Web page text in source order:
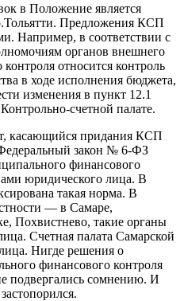
в Положение является
Предложения КСП
Например, в соответствии с
органов внешнего
относится контроль
в ходе исполнения бюджета,
изменения в пункт 12.1
счетной палате.
касающийся придания КСП
Федеральный закон № 6-ФЗ
финансового
юридического лица. В
такая норма. В
— в Самаре,
Похвистнево, такие органы
Счетная палата Самарской
Нигде решения о
финансового контроля
подвергались сомнению. И